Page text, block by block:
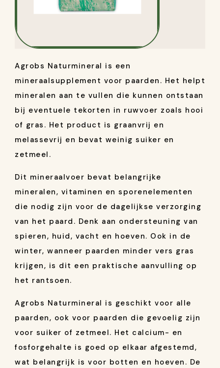
Agrobs Naturmineral is een
mineraalsupplement voor paarden. Het helpt
mineralen aan te vullen die kunnen ontstaan
bij eventuele tekorten in ruwvoer zoals hooi
of gras. Het product is graanvrij en
melassevrij en bevat weinig suiker en
zetmeel.
Dit mineraalvoer bevat belangrijke
mineralen, vitaminen en sporenelementen
die nodig zijn voor de dagelijkse verzorging
van het paard. Denk aan ondersteuning van
spieren, huid, vacht en hoeven. Ook in de
winter, wanneer paarden minder vers gras
krijgen, is dit een praktische aanvulling op
het rantsoen.
Agrobs Naturmineral is geschikt voor alle
paarden, ook voor paarden die gevoelig zijn
voor suiker of zetmeel. Het calcium- en
fosforgehalte is goed op elkaar afgestemd,
wat belangrijk is voor botten en hoeven. De